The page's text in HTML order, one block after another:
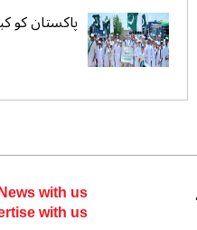
پاکستان کو
دیں
پیغام،
with us
with us